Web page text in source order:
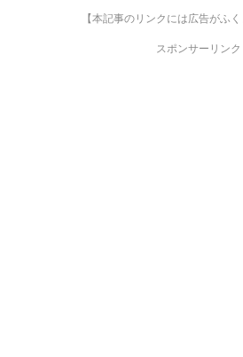
【本記事のリンクには広告がふく
スポンサーリンク